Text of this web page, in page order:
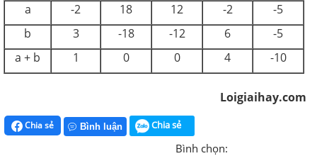
a
-2 18 12 -2
-5
b
3 -18 -12 6
-5
a + b
1 0 0 4 -10
Loigiaihay.com
Chia sẻ Bình luận Chia sẻ
Bình chọn: